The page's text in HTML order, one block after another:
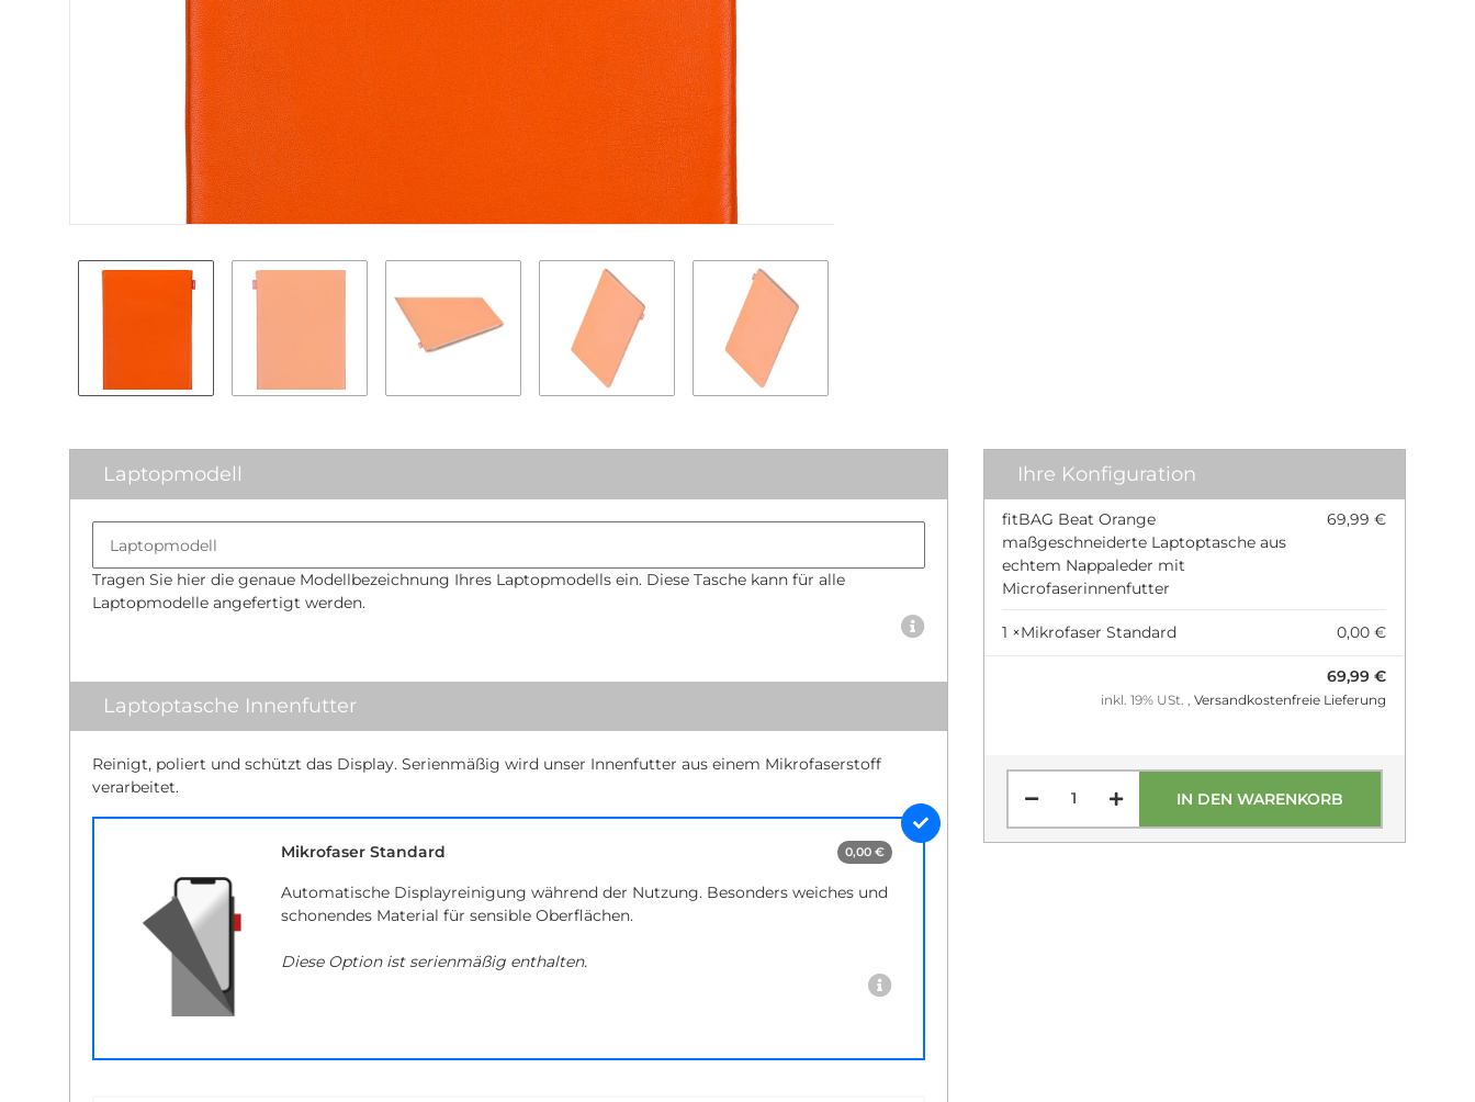
Laptopmodell
Tragen Sie hier die genaue Modellbezeichnung Ihres Laptopmodells ein. Diese Tasche kann für alle
Laptopmodelle angefertigt werden.
Laptoptasche Innenfutter
Reinigt, poliert und schützt das Display. Serienmäßig wird unser Innenfutter aus einem Mikrofaserstoff
verarbeitet.
Mikrofaser Standard 0,00 €
Automatische Displayreinigung während der Nutzung. Besonders weiches und
schonendes Material für sensible Oberflächen.
Diese Option ist serienmäßig enthalten.
Ihre Konfiguration
fitBAG Beat Orange
maßgeschneiderte Laptoptasche aus
echtem Nappaleder mit
Microfaserinnenfutter
69,99 €
1 ×Mikrofaser Standard 0,00 €
69,99 €
inkl. 19% USt. ,Versandkostenfreie Lieferung
IN DEN WARENKORB